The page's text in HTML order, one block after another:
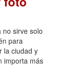
no sirve solo
para
la ciudad y
importa más